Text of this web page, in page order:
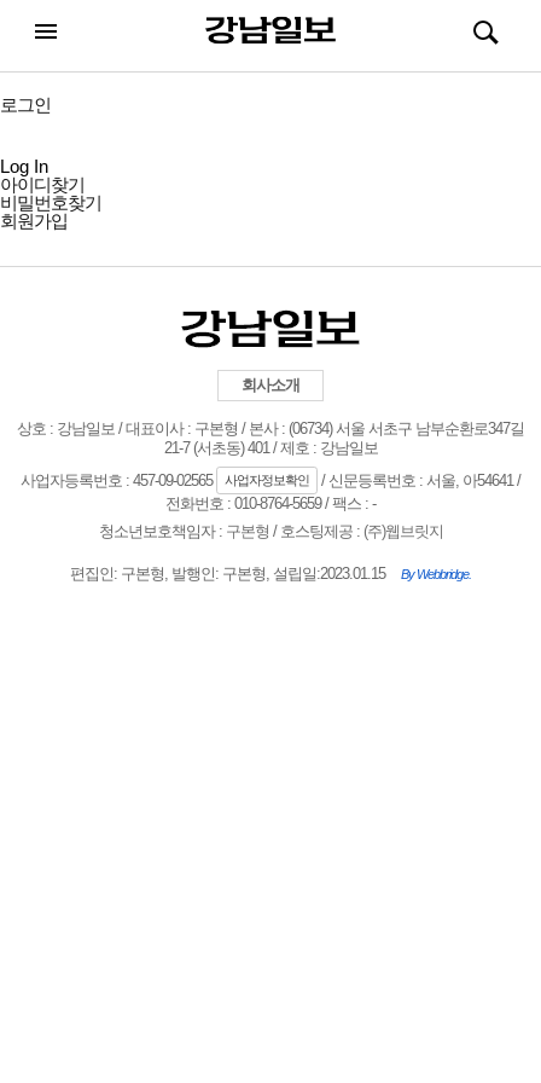
전체메뉴
열기/
검색
열기/
로그인
Log In
아이디찾기
비밀번호찾기
회원가입
회사소개
상호 : 강남일보 / 대표이사 : 구본형 / 본사 : (06734) 서울 서초구 남부순환로347길
21-7 (서초동) 401 / 제호 : 강남일보
사업자등록번호 : 457-09-02565
사업자정보확인
/ 신문등록번호 : 서울, 아54641 /
전화번호 : 010-8764-5659 / 팩스 : -
청소년보호책임자 : 구본형 / 호스팅제공 : (주)웹브릿지
편집인: 구본형, 발행인: 구본형, 설립일:2023.01.15 By Webbridge.